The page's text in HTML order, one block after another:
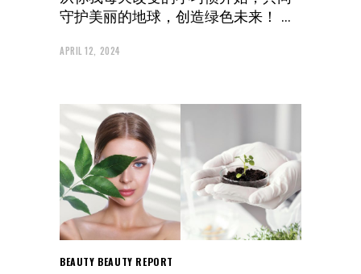
守护美丽的地球，创造绿色未来！
APRIL 12, 2024
BEAUTY BEAUTY REPORT